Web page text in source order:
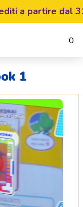
partire dal 31
0
1